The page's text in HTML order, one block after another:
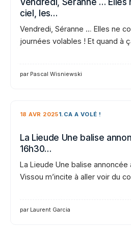
ciel, les…
Vendredi, Séranne … Elles ne
journées volables ! Et quand à
par Pascal Wisniewski
18 AVR 20251.CA A VOLÉ !
La Lieude Une balise
16h30…
La Lieude Une balise annoncée
Vissou m’incite à aller voir du
par Laurent Garcia